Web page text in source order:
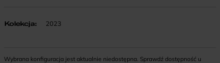
Kolekcja: 2023
Wybrana konfiguracja jest aktualnie niedostępna. Sprawdź dostępność u